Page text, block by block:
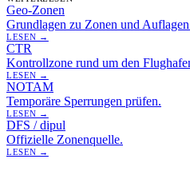
Geo-Zonen
Grundlagen zu Zonen und
LESEN →
CTR
Kontrollzone rund um den
LESEN →
NOTAM
Temporäre Sperrungen prüfen.
LESEN →
DFS / dipul
Offizielle Zonenquelle.
LESEN →